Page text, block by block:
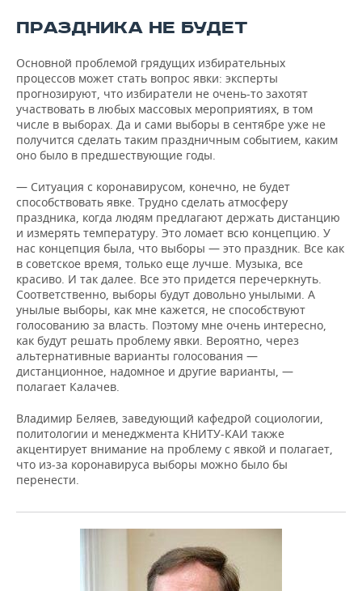
ПРАЗДНИКА НЕ БУДЕТ
Основной проблемой грядущих избирательных
процессов может стать вопрос явки: эксперты
прогнозируют, что избиратели не очень-то захотят
участвовать в любых массовых мероприятиях, в том
числе в выборах. Да и сами выборы в сентябре уже не
получится сделать таким праздничным событием, каким
оно было в предшествующие годы.
— Ситуация с коронавирусом, конечно, не будет
способствовать явке. Трудно сделать атмосферу
праздника, когда людям предлагают держать дистанцию
и измерять температуру. Это ломает всю концепцию. У
нас концепция была, что выборы — это праздник. Все как
в советское время, только еще лучше. Музыка, все
красиво. И так далее. Все это придется перечеркнуть.
Соответственно, выборы будут довольно унылыми. А
унылые выборы, как мне кажется, не способствуют
голосованию за власть. Поэтому мне очень интересно,
как будут решать проблему явки. Вероятно, через
альтернативные варианты голосования —
дистанционное, надомное и другие варианты, —
полагает Калачев.
Владимир Беляев, заведующий кафедрой социологии,
политологии и менеджмента КНИТУ-КАИ также
акцентирует внимание на проблему с явкой и полагает,
что из-за коронавируса выборы можно было бы
перенести.